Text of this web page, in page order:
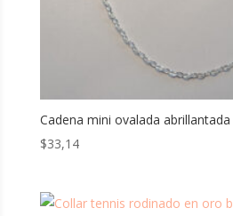
Cadena mini ovalada abrillantada
$33,14